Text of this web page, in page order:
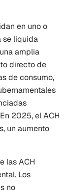
en uno o
se liquida
amplia
directo de
de consumo,
2025, el ACH
un aumento
las ACH
Los
no